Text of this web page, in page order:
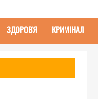
ЗДОРОВ'Я КРИМІНАЛ